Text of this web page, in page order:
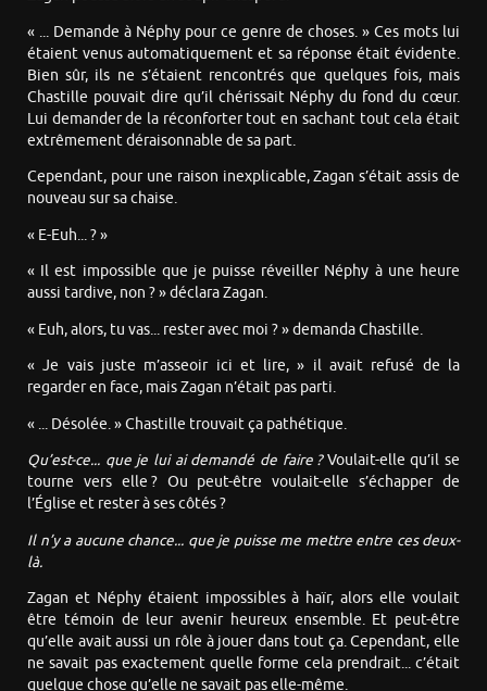
« ... Demande à Néphy pour ce genre de choses. » Ces mots lui
étaient venus automatiquement et sa réponse était évidente.
Bien sûr, ils ne s’étaient rencontrés que quelques fois, mais
Chastille pouvait dire qu’il chérissait Néphy du fond du cœur.
Lui demander de la réconforter tout en sachant tout cela était
extrêmement déraisonnable de sa part.
Cependant, pour une raison inexplicable, Zagan s’était assis de
nouveau sur sa chaise.
« E-Euh... ? »
« Il est impossible que je puisse réveiller Néphy à une heure
aussi tardive, non ? » déclara Zagan.
« Euh, alors, tu vas... rester avec moi ? » demanda Chastille.
« Je vais juste m’asseoir ici et lire, » il avait refusé de la
regarder en face, mais Zagan n’était pas parti.
« ... Désolée. » Chastille trouvait ça pathétique.
Qu’est-ce... que je lui ai demandé de faire ?Voulait-elle qu’il se
tourne vers elle ? Ou peut-être voulait-elle s’échapper de
l’Église et rester à ses côtés ?
Il n’y a aucune chance... que je puisse me mettre entre ces deux-
là.
Zagan et Néphy étaient impossibles à haïr, alors elle voulait
être témoin de leur avenir heureux ensemble. Et peut-être
qu’elle avait aussi un rôle à jouer dans tout ça. Cependant, elle
ne savait pas exactement quelle forme cela prendrait... c’était
quelque chose qu’elle ne savait pas elle-même.